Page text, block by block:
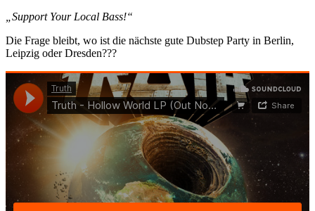
„Support Your Local Bass!“
Die Frage bleibt, wo ist die nächste gute Dubstep Party in Berlin,
Leipzig oder Dresden???